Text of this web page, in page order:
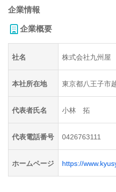
企業情報
企業概要
社名 株式会社九州屋
本社所在地 東京都八王子市
代表者氏名 小林 拓
代表電話番号 0426763111
ホームページ https://